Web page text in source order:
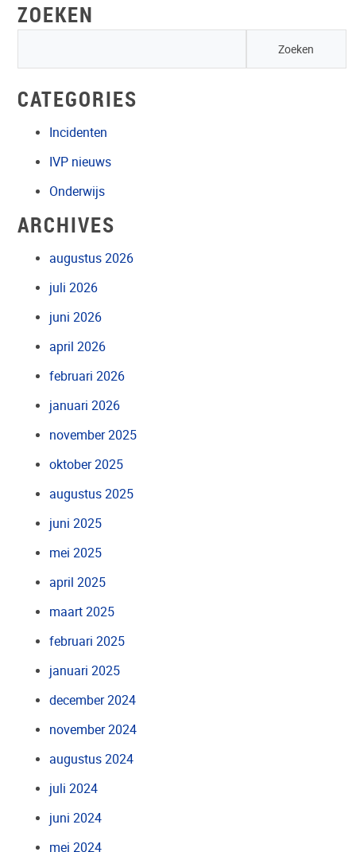
ZOEKEN
CATEGORIES
Incidenten
IVP nieuws
Onderwijs
ARCHIVES
augustus 2026
juli 2026
juni 2026
april 2026
februari 2026
januari 2026
november 2025
oktober 2025
augustus 2025
juni 2025
mei 2025
april 2025
maart 2025
februari 2025
januari 2025
december 2024
november 2024
augustus 2024
juli 2024
juni 2024
mei 2024